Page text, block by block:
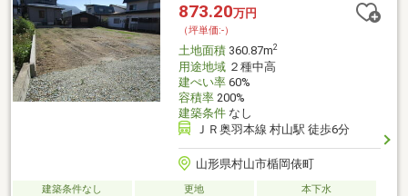
873.20万円
（坪単価:-）
土地面積360.87m2
用途地域２種中高
建ぺい率60%
容積率200%
建築条件なし
ＪＲ奥羽本線 村山駅 徒歩6分
山形県村山市楯岡俵町
建築条件なし 更地
本下水